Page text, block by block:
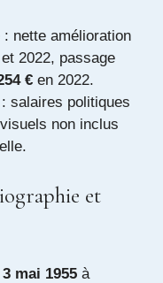
: nette amélioration
2022, passage
€ en 2022.
: salaires politiques
non inclus
et
3 mai 1955 à